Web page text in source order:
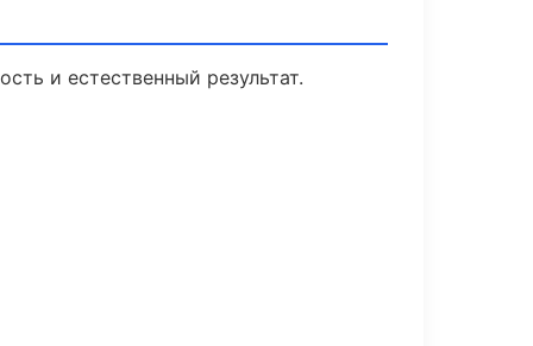
и естественный результат.